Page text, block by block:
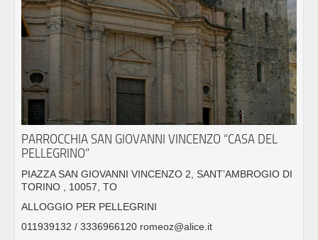
PARROCCHIA SAN GIOVANNI VINCENZO “CASA DEL
PELLEGRINO”
PIAZZA SAN GIOVANNI VINCENZO 2, SANT’AMBROGIO DI
TORINO , 10057, TO
ALLOGGIO PER PELLEGRINI
011939132 / 3336966120 romeoz@alice.it